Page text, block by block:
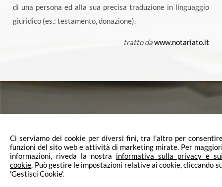
Ci serviamo dei cookie per diversi fini, tra l'altro per
funzioni del sito web e attività di marketing mirate. Per
informazioni, riveda la nostra informativa sulla privacy e
cookie. Può gestire le impostazioni relative ai cookie, cliccando
'Gestisci Cookie'.
di una persona ed alla sua precisa traduzione in linguaggio
giuridico (es.: testamento, donazione).
tratto dawww.notariato.it
SEDE PRINCIPALE: Viale della Repubblica 253 - 31100 Treviso
UFFICIO SECONDARIO: Via Roma 121 - 31056 Roncade (TV)